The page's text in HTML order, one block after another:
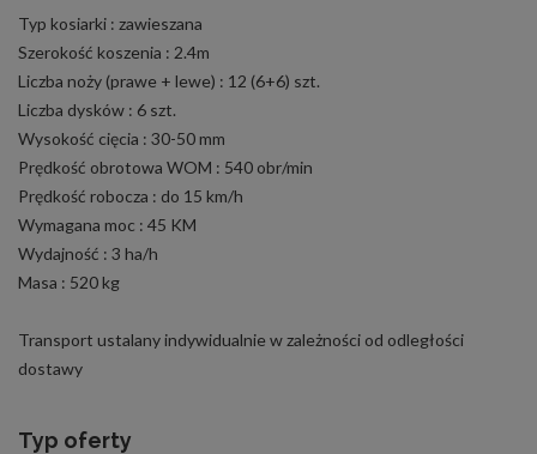
Typ kosiarki : zawieszana
Szerokość koszenia : 2.4m
Liczba noży (prawe + lewe) : 12 (6+6) szt.
Liczba dysków : 6 szt.
Wysokość cięcia : 30-50 mm
Prędkość obrotowa WOM : 540 obr/min
Prędkość robocza : do 15 km/h
Wymagana moc : 45 KM
Wydajność : 3 ha/h
Masa : 520 kg
Transport ustalany indywidualnie w zależności od odległości
dostawy
Typ oferty